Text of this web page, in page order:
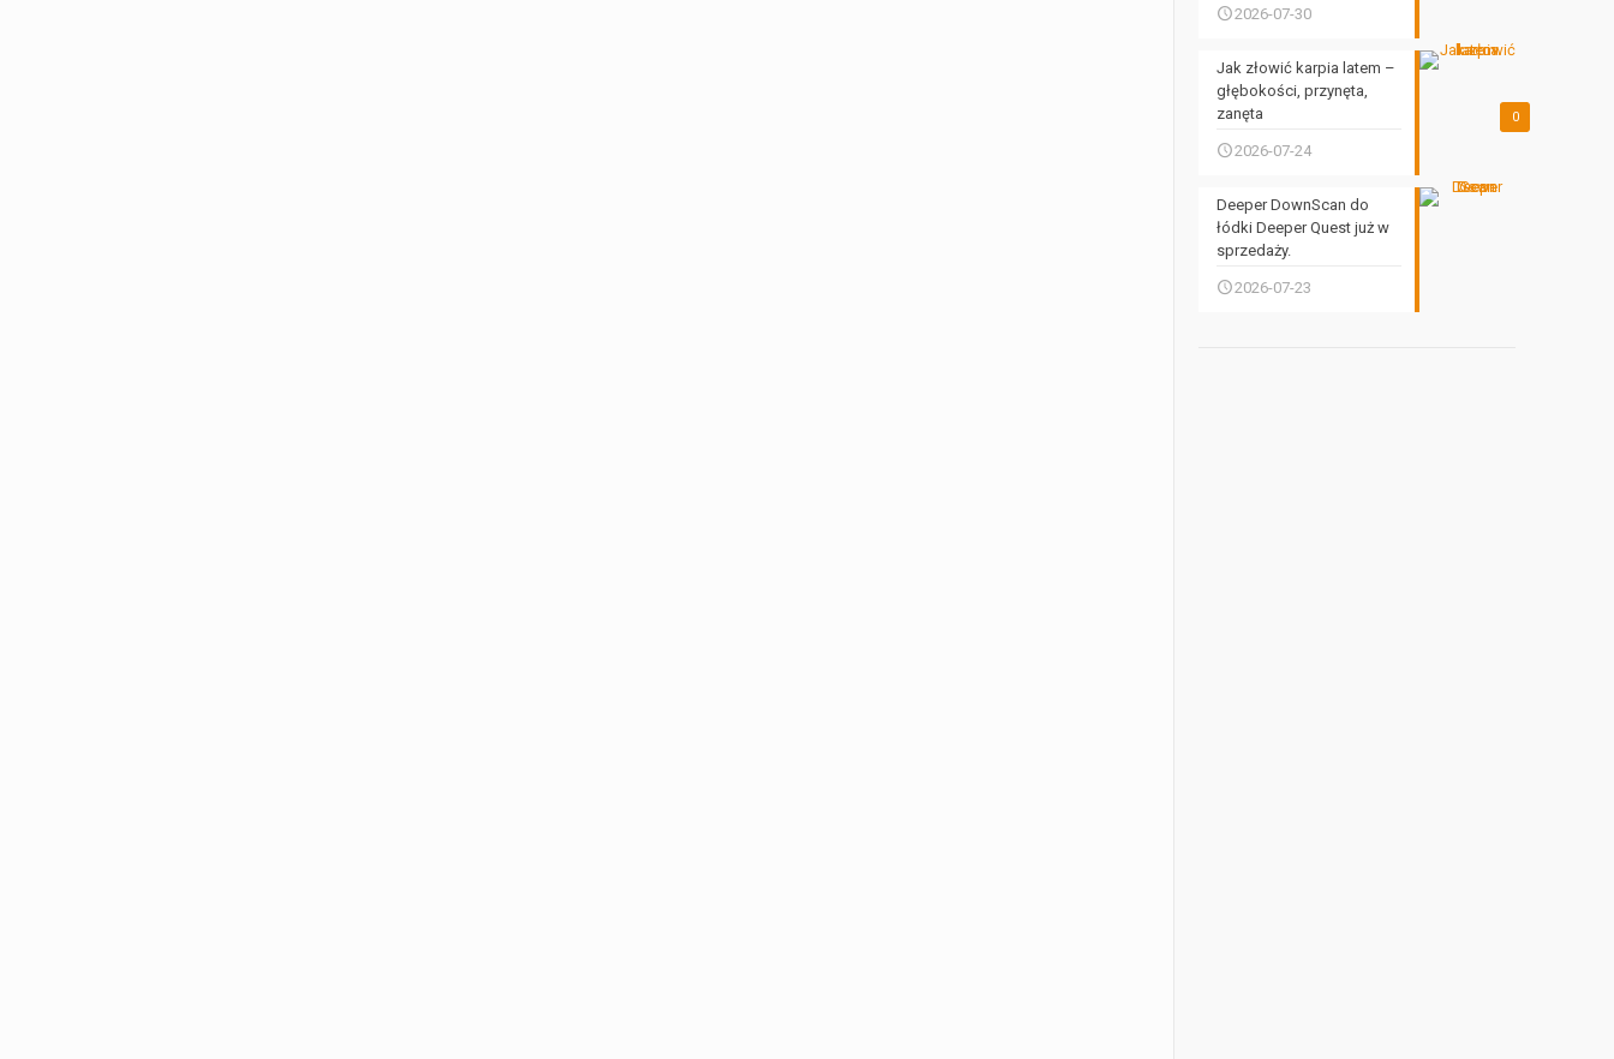
2026-07-30
0
Jak złowić karpia latem –
głębokości, przynęta,
zanęta
2026-07-24
Deeper DownScan do
łódki Deeper Quest już w
sprzedaży.
2026-07-23